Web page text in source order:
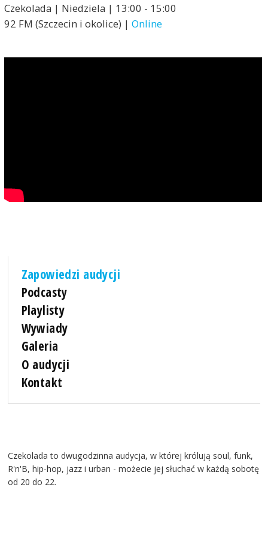
Czekolada | Niedziela | 13:00 - 15:00
92 FM (Szczecin i okolice) | Online
Zapowiedzi audycji
Podcasty
Playlisty
Wywiady
Galeria
O audycji
Kontakt
Czekolada to dwugodzinna audycja, w której królują soul, funk,
R'n'B, hip-hop, jazz i urban - możecie jej słuchać w każdą sobotę
od 20 do 22.